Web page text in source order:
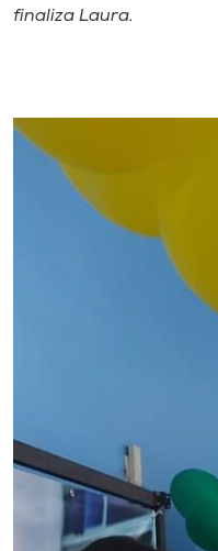
finaliza Laura.